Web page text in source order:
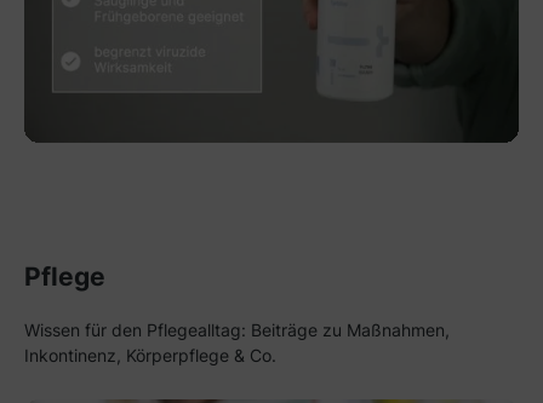
Pflege
Wissen für den Pflegealltag: Beiträge zu Maßnahmen,
Inkontinenz, Körperpflege & Co.